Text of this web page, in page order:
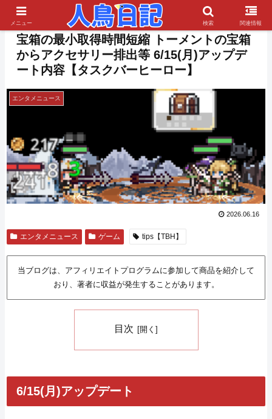
宝箱の最小取得時間短縮 トーメントの宝箱
からアクセサリー排出等 6/15(月)アップデ
ート内容【タスクバーヒーロー】
エンタメニュース
2026.06.16
エンタメニュース ゲーム tips【TBH】
当ブログは、アフィリエイトプログラムに参加して商品を紹介して
おり、著者に収益が発生することがあります。
目次
6/15(月)アップデート
メニュー 検索 関連情報